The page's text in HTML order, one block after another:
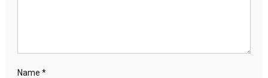
Name *